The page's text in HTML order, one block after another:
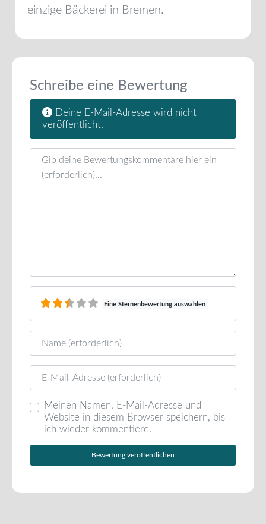
einzige Bäckerei in Bremen.
Schreibe eine Bewertung
Deine E-Mail-Adresse wird nicht
veröffentlicht.
Rezensionstext
Eine Sternenbewertung auswählen
Name
E-Mail
Meinen Namen, E-Mail-Adresse und
Website in diesem Browser speichern, bis
ich wieder kommentiere.